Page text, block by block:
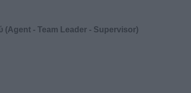
(Agent - Team Leader - Supervisor)